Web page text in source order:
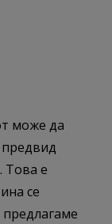
може да
предвид
Това е
се